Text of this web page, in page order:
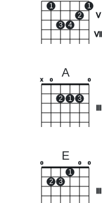
V
VII
1
3 4
2
1
A
x o
2 1 3
o
E
o
2 3
1
o o